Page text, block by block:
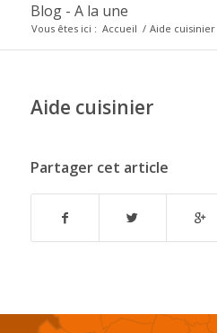
Blog - A la une
Vous êtes ici : Accueil / Aide cuisinier
Aide cuisinier
Partager cet article